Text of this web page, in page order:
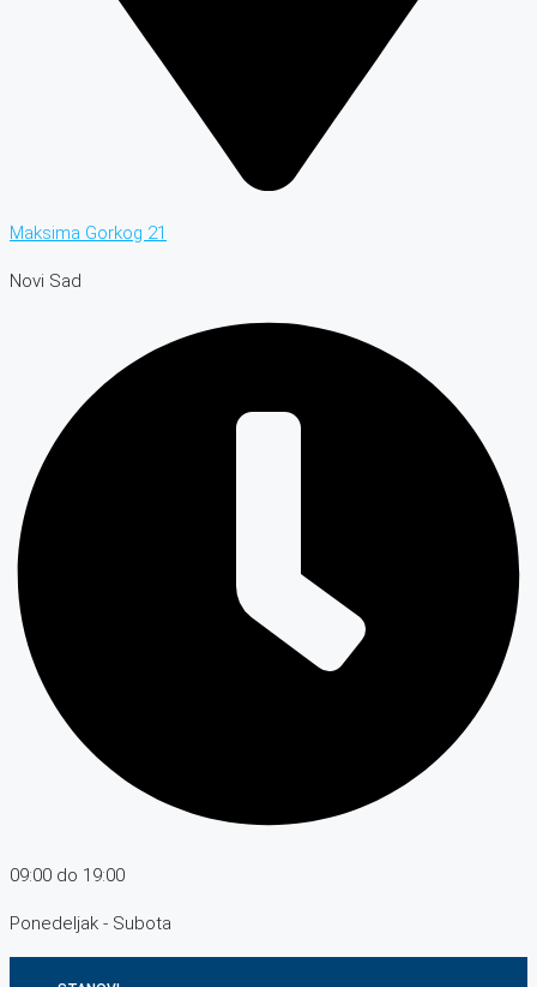
Maksima Gorkog 21
Novi Sad
09:00 do 19:00
Ponedeljak - Subota